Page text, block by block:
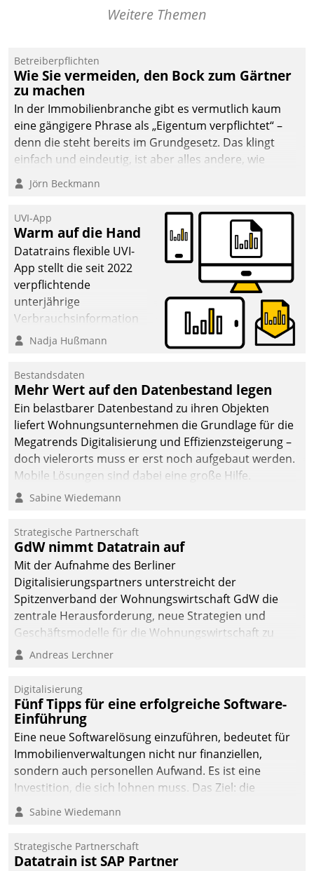
deutscher
Wohnungsunternehmen
– und beschleunigt damit
den Weg vom
Mieteranliegen zum
Dienstleisterauftrag.
Weitere Themen
Betreiberpflichten
Wie Sie vermeiden, den Bock zum Gärtner
zu machen
In der Immobilienbranche gibt es vermutlich kaum
eine gängigere Phrase als „Eigentum verpflichtet“ –
denn die steht bereits im Grundgesetz. Das klingt
einfach und eindeutig, ist aber alles andere, wie
Branchenbeschäftigte wissen. Denn mit der
Verantwortung folgen Verpflichtungen.
Jörn Beckmann
UVI-App
Warm auf die Hand
Datatrains flexible UVI-
App stellt die seit 2022
verpflichtende
unterjährige
Verbrauchsinformation
schnell, zuverlässig und
Die monatlichen
Mitteilungen zum
Heizungs- und
Wasserverbrauch gehen
automatisiert, vollständig
und auf Wunsch über
mehrere zuvor
Kommunikationswege bei
Nadja Hußmann
Bestandsdaten
Mehr Wert auf den Datenbestand legen
Ein belastbarer Datenbestand zu ihren Objekten
liefert Wohnungsunternehmen die Grundlage für die
Megatrends Digitalisierung und Effizienzsteigerung –
doch vielerorts muss er erst noch aufgebaut werden.
Mobile Lösungen sind dabei eine große Hilfe.
Sabine Wiedemann
Strategische Partnerschaft
GdW nimmt Datatrain auf
Mit der Aufnahme des Berliner
Digitalisierungspartners unterstreicht der
Spitzenverband der Wohnungswirtschaft GdW die
zentrale Herausforderung, neue Strategien und
Geschäftsmodelle für die Wohnungswirtschaft zu
entwickeln.
Andreas Lerchner
Digitalisierung
Fünf Tipps für eine erfolgreiche Software-
Einführung
Eine neue Softwarelösung einzuführen, bedeutet für
Immobilienverwaltungen nicht nur finanziellen,
sondern auch personellen Aufwand. Es ist eine
Investition, die sich lohnen muss. Das Ziel: die
nachhaltige Optimierung der Geschäftsabläufe. Damit
dieses Ziel erreicht wird, sollten einige Grundregeln
Sabine Wiedemann
Strategische Partnerschaft
Datatrain ist SAP Partner